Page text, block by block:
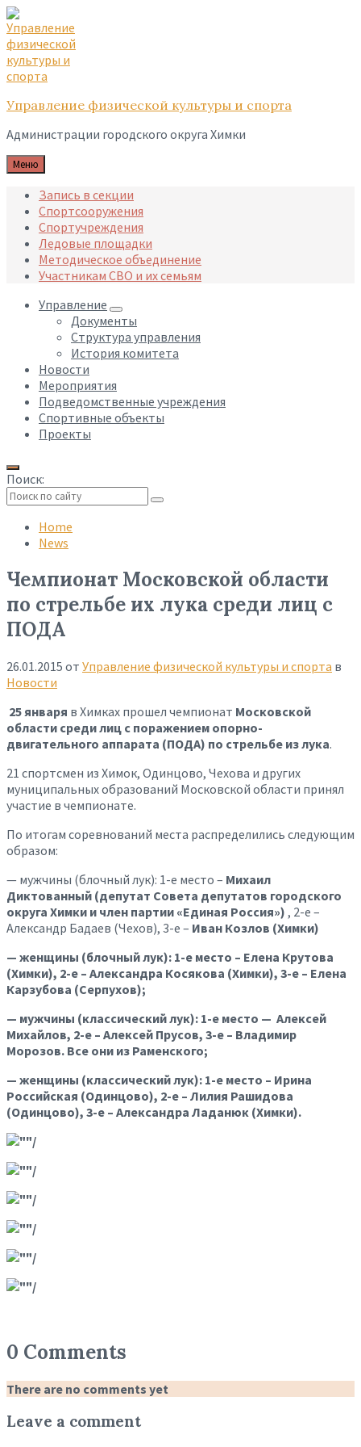
Skip
to
content
Skip
to
main
navigation
Skip
to
footer
Управление физической культуры и спорта
Администрации городского округа Химки
Меню
Запись в секции
Спортсооружения
Спортучреждения
Ледовые площадки
Методическое объединение
Участникам СВО и их семьям
Управление
Документы
Структура управления
История комитета
Новости
Мероприятия
Подведомственные учреждения
Спортивные объекты
Проекты
Поиск:
search
Home
News
Чемпионат Московской области
по стрельбе их лука среди лиц с
ПОДА
26.01.2015 от Управление физической культуры и спорта в
Новости
25 января в Химках прошел чемпионат Московской
области среди лиц с поражением опорно-
двигательного аппарата (ПОДА) по стрельбе из лука.
21 спортсмен из Химок, Одинцово, Чехова и других
муниципальных образований Московской области принял
участие в чемпионате.
По итогам соревнований места распределились следующим
образом:
— мужчины (блочный лук): 1-е место – Михаил
Диктованный (депутат Совета депутатов городского
округа Химки и член партии «Единая Россия») , 2-е –
Александр Бадаев (Чехов), 3-е – Иван Козлов (Химки)
— женщины (блочный лук): 1-е место – Елена Крутова
(Химки), 2-е – Александра Косякова (Химки), 3-е – Елена
Карзубова (Серпухов);
— мужчины (классический лук): 1-е место — Алексей
Михайлов, 2-е – Алексей Прусов, 3-е – Владимир
Морозов. Все они из Раменского;
— женщины (классический лук): 1-е место – Ирина
Российская (Одинцово), 2-е – Лилия Рашидова
(Одинцово), 3-е – Александра Ладанюк (Химки).
0 Comments
There are no comments yet
Leave a comment